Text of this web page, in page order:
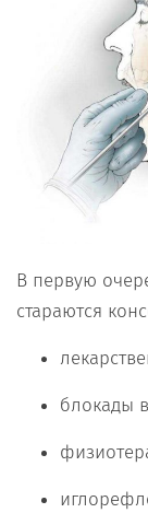
В первую
стараются
блокады